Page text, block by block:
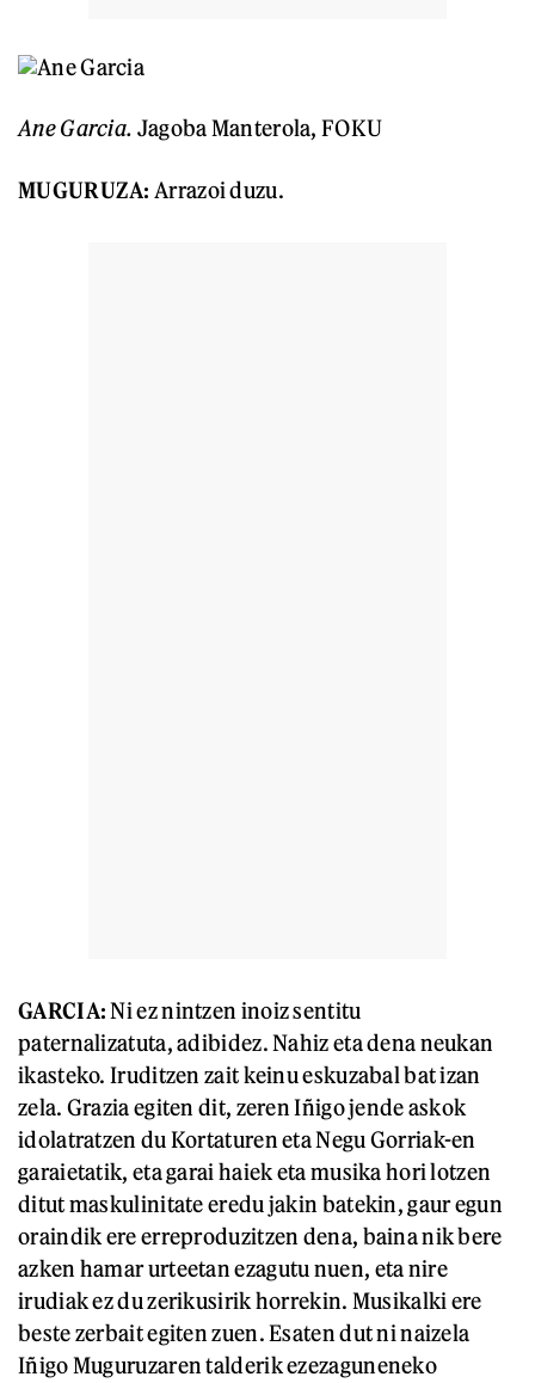
Ane Garcia. Jagoba Manterola, FOKU
MUGURUZA: Arrazoi duzu.
GARCIA:Ni ez nintzen inoiz sentitu
paternalizatuta, adibidez. Nahiz eta dena neukan
ikasteko. Iruditzen zait keinu eskuzabal bat izan
zela. Grazia egiten dit, zeren Iñigo jende askok
idolatratzen du Kortaturen eta Negu Gorriak-en
garaietatik, eta garai haiek eta musika hori lotzen
ditut maskulinitate eredu jakin batekin, gaur egun
oraindik ere erreproduzitzen dena, baina nik bere
azken hamar urteetan ezagutu nuen, eta nire
irudiak ez du zerikusirik horrekin. Musikalki ere
beste zerbait egiten zuen. Esaten dut ni naizela
Iñigo Muguruzaren talderik ezezaguneneko